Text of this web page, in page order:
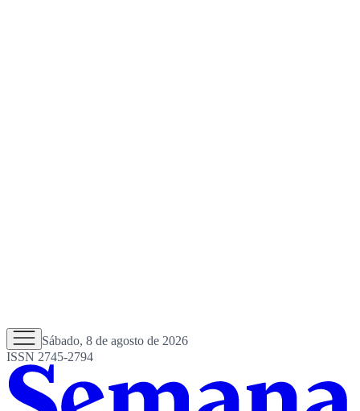
Sábado, 8 de agosto de 2026
ISSN 2745-2794